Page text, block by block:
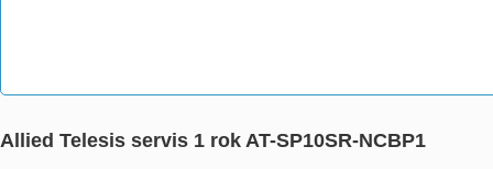
Allied Telesis servis 1 rok AT-SP10SR-NCBP1